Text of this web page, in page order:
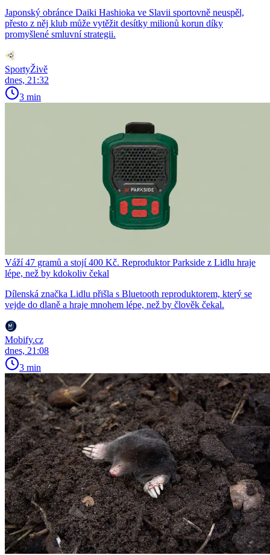
Japonský obránce Daiki Hashioka ve Slavii sportovně neuspěl,
přesto z něj klub může vytěžit desítky milionů korun díky
promyšlené smluvní strategii.
SportyŽivě
dnes, 21:32
3 min
Váží 47 gramů a stojí 400 Kč. Reproduktor Parkside z Lidlu hraje
lépe, než by kdokoliv čekal
Dílenská značka Lidlu přišla s Bluetooth reproduktorem, který se
vejde do dlaně a hraje mnohem lépe, než by člověk čekal.
Mobify.cz
dnes, 21:08
3 min